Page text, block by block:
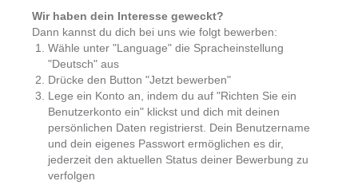
Wir haben dein Interesse geweckt?
Dann kannst du dich bei uns wie folgt bewerben:
Wähle unter "Language" die Spracheinstellung
"Deutsch" aus
Drücke den Button "Jetzt bewerben"
Lege ein Konto an, indem du auf "Richten Sie ein
Benutzerkonto ein" klickst und dich mit deinen
persönlichen Daten registrierst. Dein Benutzername
und dein eigenes Passwort ermöglichen es dir,
jederzeit den aktuellen Status deiner Bewerbung zu
verfolgen